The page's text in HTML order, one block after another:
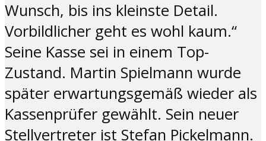
Wunsch, bis ins kleinste Detail.
Vorbildlicher geht es wohl kaum.“
Seine Kasse sei in einem Top-
Zustand. Martin Spielmann wurde
später erwartungsgemäß wieder als
Kassenprüfer gewählt. Sein neuer
Stellvertreter ist Stefan Pickelmann.